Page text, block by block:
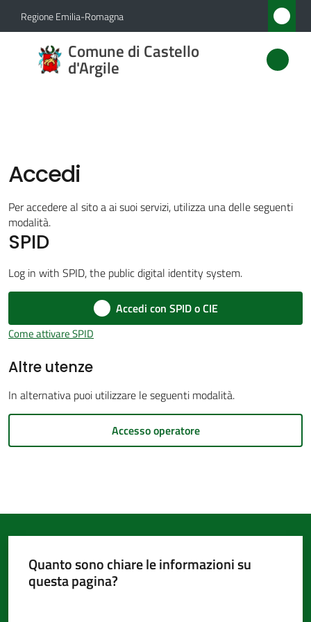
Vai al contenuto
Vai alla navigazione
Vai al footer
Regione Emilia-Romagna
Comune di Castello
d'Argile
Comune
di
Amministrazione
Novità
Servizi
Vivere
d'Argile
Amministrazione
argomenti...
Seguici
Accedi
Per accedere al sito a ai suoi servizi, utilizza una delle seguenti
modalità.
SPID
Log in with SPID, the public digital identity system.
Accedi con SPID o CIE
Come attivare SPID
Altre utenze
In alternativa puoi utilizzare le seguenti modalità.
Accesso operatore
Quanto sono chiare le informazioni su
questa pagina?